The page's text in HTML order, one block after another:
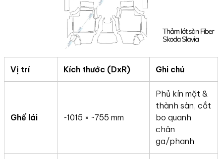
Vị trí Kích thước (DxR) Ghi chú
Ghế lái ~1015 × ~755 mm
Phủ kín mặt &
thành sàn, cắt
bo quanh
chân
ga/phanh